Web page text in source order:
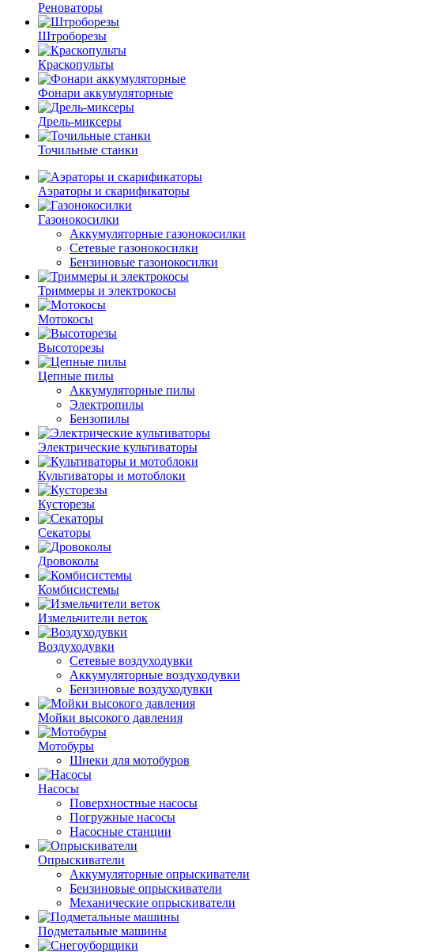
Реноваторы
Штроборезы
Краскопульты
Фонари аккумуляторные
Дрель-миксеры
Точильные станки
Аэраторы и скарификаторы
Газонокосилки
Аккумуляторные газонокосилки
Сетевые газонокосилки
Бензиновые газонокосилки
Триммеры и электрокосы
Мотокосы
Высоторезы
Цепные пилы
Аккумуляторные пилы
Электропилы
Бензопилы
Электрические культиваторы
Культиваторы и мотоблоки
Кусторезы
Секаторы
Дровоколы
Комбисистемы
Измельчители веток
Воздуходувки
Сетевые воздуходувки
Аккумуляторные воздуходувки
Бензиновые воздуходувки
Мойки высокого давления
Мотобуры
Шнеки для мотобуров
Насосы
Поверхностные насосы
Погружные насосы
Насосные станции
Опрыскиватели
Аккумуляторные опрыскиватели
Бензиновые опрыскиватели
Механические опрыскиватели
Подметальные машины